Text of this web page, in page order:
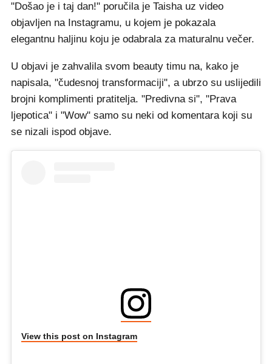
"Došao je i taj dan!" poručila je Taisha uz video
objavljen na Instagramu, u kojem je pokazala
elegantnu haljinu koju je odabrala za maturalnu večer.
U objavi je zahvalila svom beauty timu na, kako je
napisala, "čudesnoj transformaciji", a ubrzo su uslijedili
brojni komplimenti pratitelja. "Predivna si", "Prava
ljepotica" i "Wow" samo su neki od komentara koji su
se nizali ispod objave.
View this post on Instagram